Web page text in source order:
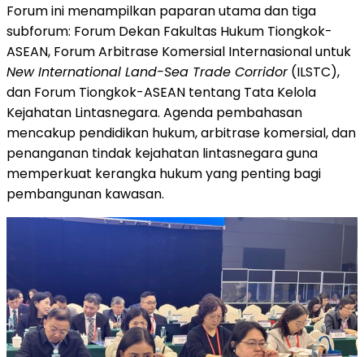
Forum ini menampilkan paparan utama dan tiga
subforum: Forum Dekan Fakultas Hukum Tiongkok-
ASEAN, Forum Arbitrase Komersial Internasional untuk
New International Land-Sea Trade Corridor(ILSTC),
dan Forum Tiongkok-ASEAN tentang Tata Kelola
Kejahatan Lintasnegara. Agenda pembahasan
mencakup pendidikan hukum, arbitrase komersial, dan
penanganan tindak kejahatan lintasnegara guna
memperkuat kerangka hukum yang penting bagi
pembangunan kawasan.